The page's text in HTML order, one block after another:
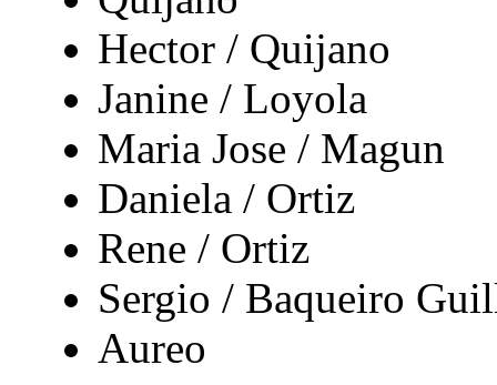
Hector / Quijano
Janine / Loyola
Maria Jose / Magun
Daniela / Ortiz
Rene / Ortiz
Sergio / Baqueiro
Aureo